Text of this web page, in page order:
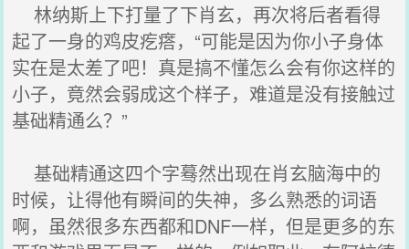
林纳斯上下打量了下肖玄，再次将后者看得
起了一身的鸡皮疙瘩，“可能是因为你小子身体
实在是太差了吧！真是搞不懂怎么会有你这样的
小子，竟然会弱成这个样子，难道是没有接触过
基础精通么？”
基础精通这四个字蓦然出现在肖玄脑海中的
时候，让得他有瞬间的失神，多么熟悉的词语
啊，虽然很多东西都和DNF一样，但是更多的东